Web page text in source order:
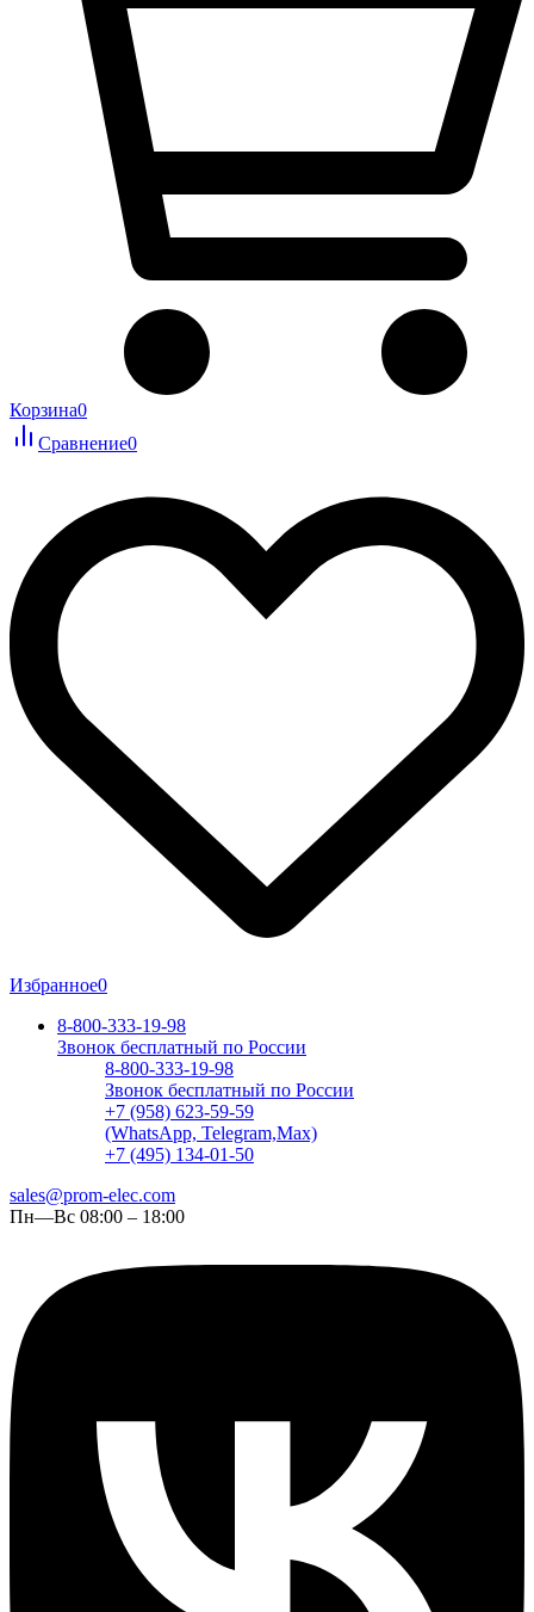
Корзина0
Сравнение0
Избранное0
8-800-333-19-98
Звонок бесплатный по России
8-800-333-19-98
Звонок бесплатный по России
+7 (958) 623-59-59
(WhatsApp, Telegram,Max)
+7 (495) 134-01-50
sales@prom-elec.com
Пн—Вс 08:00 – 18:00